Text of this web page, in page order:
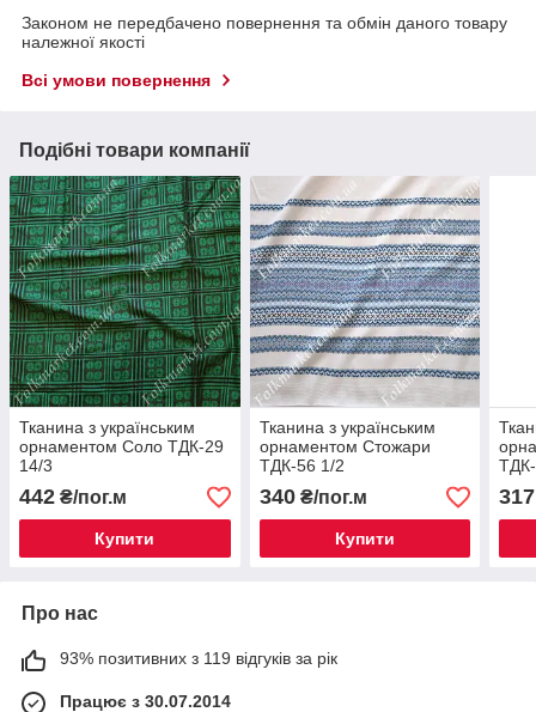
Законом не передбачено повернення та обмін даного товару
належної якості
Всі умови повернення
Подібні товари компанії
Тканина з українським
орнаментом Соло ТДК-29
14/3
442 ₴/пог.м
Купити
Тканина з українським
орнаментом Стожари
ТДК-56 1/2
340₴/пог.м
Купити
317
Про нас
93% позитивних з 119 відгуків за рік
Працює з 30.07.2014